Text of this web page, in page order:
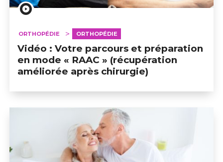
ORTHOPÉDIE ORTHOPÉDIE
Vidéo : Votre parcours et préparation
en mode « RAAC » (récupération
améliorée après chirurgie)